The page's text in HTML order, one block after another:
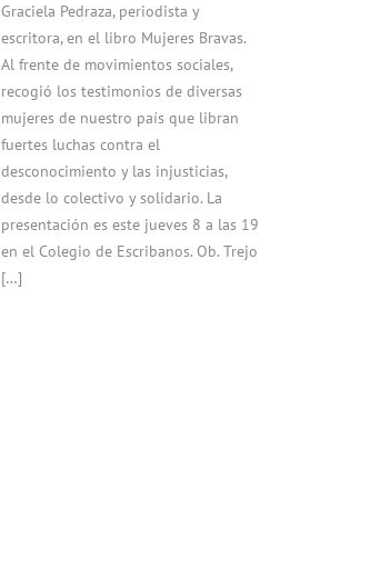
Graciela Pedraza, periodista y
escritora, en el libro Mujeres Bravas.
Al frente de movimientos sociales,
recogió los testimonios de diversas
mujeres de nuestro país que libran
fuertes luchas contra el
desconocimiento y las injusticias,
desde lo colectivo y solidario. La
presentación es este jueves 8 a las 19
en el Colegio de Escribanos. Ob. Trejo
[…]